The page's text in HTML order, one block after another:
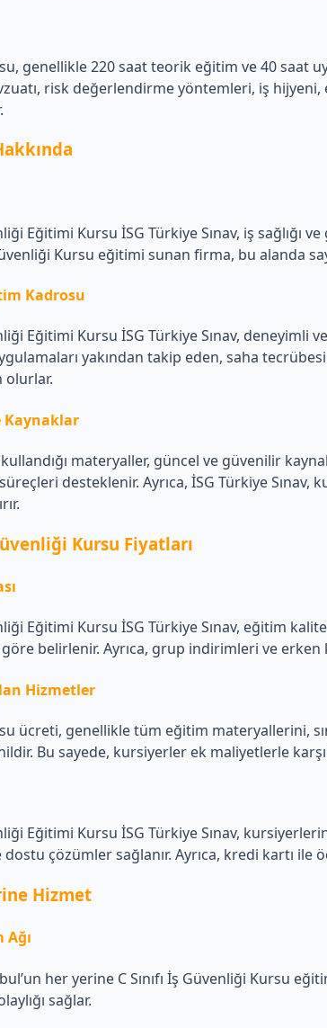
genellikle 220 saat teorik eğitim ve 40
risk değerlendirme yöntemleri, iş
Eğitimi Kursu İSG Türkiye Sınav, iş
Kursu eğitimi sunan firma, bu alanda
Kadrosu
Eğitimi Kursu İSG Türkiye Sınav,
yakından takip eden, saha
olurlar.
Kaynaklar
materyaller, güncel ve güvenilir
desteklenir. Ayrıca, İSG Türkiye
Kursu Fiyatları
Eğitimi Kursu İSG Türkiye Sınav, eğitim
belirlenir. Ayrıca, grup indirimleri ve erken
Hizmetler
ücreti, genellikle tüm eğitim materyallerini,
Bu sayede, kursiyerler ek maliyetlerle
Eğitimi Kursu İSG Türkiye Sınav,
çözümler sağlanır. Ayrıca, kredi kartı ile
Hizmet
Ağı
her yerine C Sınıfı İş Güvenliği Kursu
sağlar.